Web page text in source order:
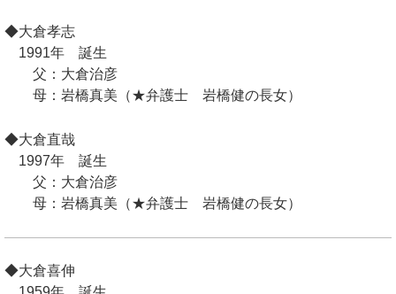
◆大倉孝志
1991年 誕生
父：大倉治彦
母：岩橋真美（★弁護士 岩橋健の長女）
◆大倉直哉
1997年 誕生
父：大倉治彦
母：岩橋真美（★弁護士 岩橋健の長女）
◆大倉喜伸